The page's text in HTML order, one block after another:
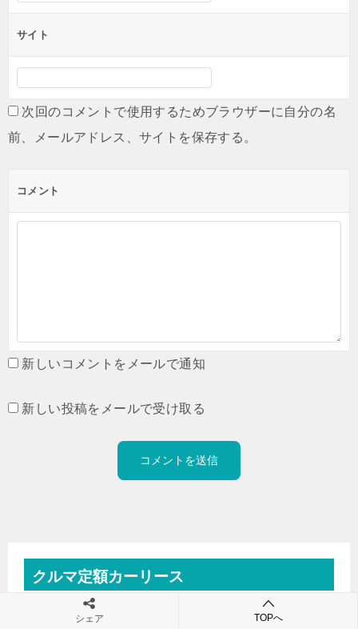
サイト
次回のコメントで使用するためブラウザーに自分の名
前、メールアドレス、サイトを保存する。
コメント
新しいコメントをメールで通知
新しい投稿をメールで受け取る
クルマ定額カーリース
国産・輸入車約300車種!月額1万円台からの新車サブスク!
シェア TOPへ